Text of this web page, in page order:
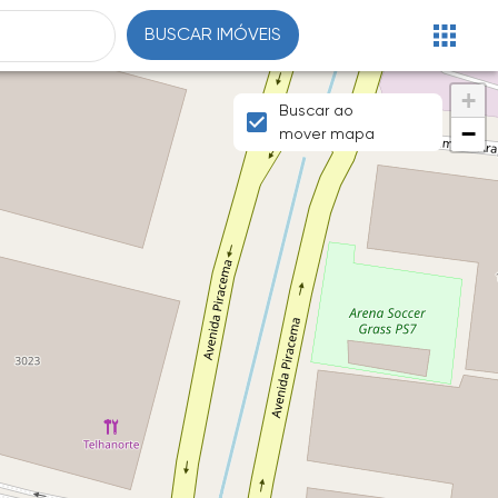
BUSCAR IMÓVEIS
+
−
Buscar ao
mover mapa